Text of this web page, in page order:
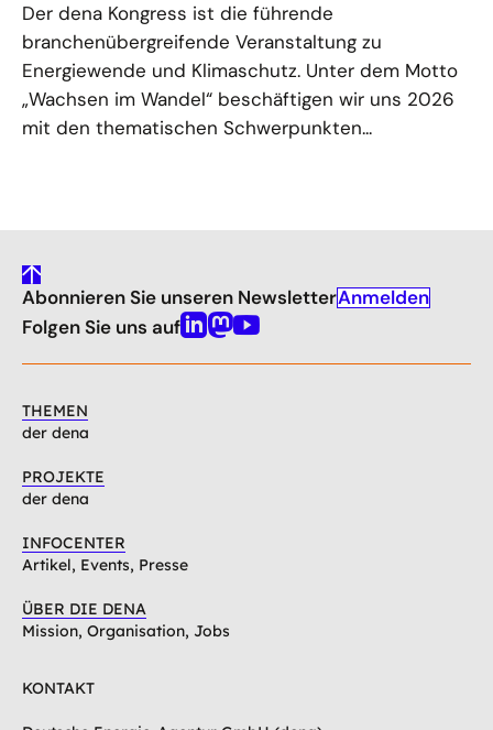
Der dena Kongress ist die führende
branchenübergreifende Veranstaltung zu
Energiewende und Klimaschutz. Unter dem Motto
„Wachsen im Wandel“ beschäftigen wir uns 2026
mit den thematischen Schwerpunkten...
gehe
nach
oben
Abonnieren Sie unseren NewsletterAnmelden
Folgen Sie uns aufLinkedin
Mastodon
Youtube
THEMEN
der dena
PROJEKTE
der dena
INFOCENTER
Artikel, Events, Presse
ÜBER DIE DENA
Mission, Organisation, Jobs
KONTAKT